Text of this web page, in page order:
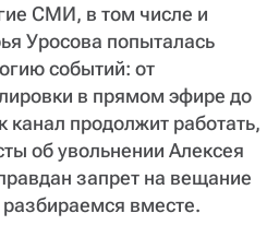
СМИ, в том числе и
Уросова попыталась
событий: от
в прямом эфире до
канал продолжит работать,
об увольнении Алексея
запрет на вещание
вместе.